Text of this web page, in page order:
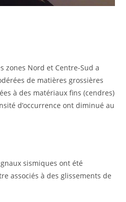
zones Nord et Centre-Sud a
de matières grossières
à des matériaux fins (cendres)
d’occurrence ont diminué au
sismiques ont été
associés à des glissements de